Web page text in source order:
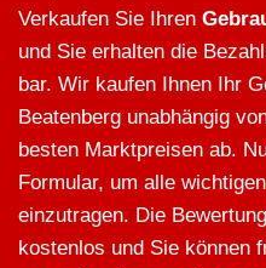
Verkaufen Sie Ihren
und Sie erhalten die
bar. Wir kaufen Ihnen Ihr
Beatenberg unabhängig
besten Marktpreisen ab.
Formular, um alle
einzutragen. Die
kostenlos und Sie können